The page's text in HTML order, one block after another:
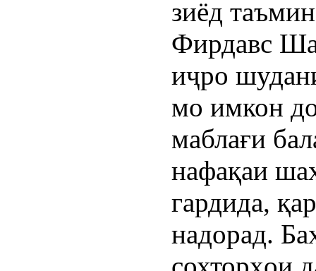
зиёд
Фирдавс
иҷро
мо имкон
маблағи
нафақаи
гардида,
надорад.